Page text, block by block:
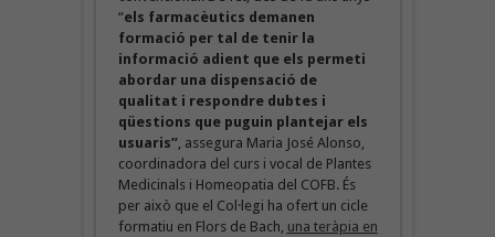
“els farmacèutics demanen
formació per tal de tenir la
informació adient que els permeti
abordar una dispensació de
qualitat i respondre dubtes i
qüestions que puguin plantejar els
usuaris”, assegura Maria José Alonso,
coordinadora del curs i vocal de Plantes
Medicinals i Homeopatia del COFB. És
per això que el Col·legi ha ofert un cicle
formatiu en Flors de Bach, una teràpia en